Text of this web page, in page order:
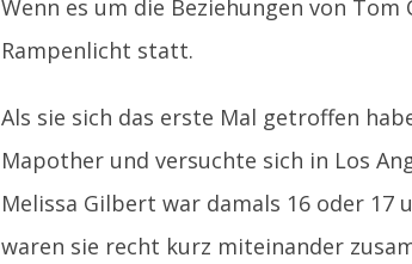
Wenn es um die Beziehungen von
Rampenlicht statt.
Als sie sich das erste Mal getroffen
Mapother und versuchte sich in Los
Melissa Gilbert war damals 16 oder 17
waren sie recht kurz miteinander